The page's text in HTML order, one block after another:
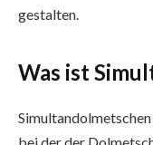
gestalten.
Was ist
bei der der